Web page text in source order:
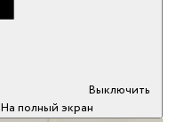
Выключить
На полный экран